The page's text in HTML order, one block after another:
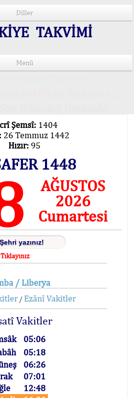
Diller
TAKVİMİ
Menü
Şemsî: 1404
26 Temmuz 1442
Hızır: 95
1448
AĞUSTOS
2026
Cumartesi
/ Liberya
/ Ezânî Vakitler
Vakitler
05:06
05:18
06:26
07:01
12:48